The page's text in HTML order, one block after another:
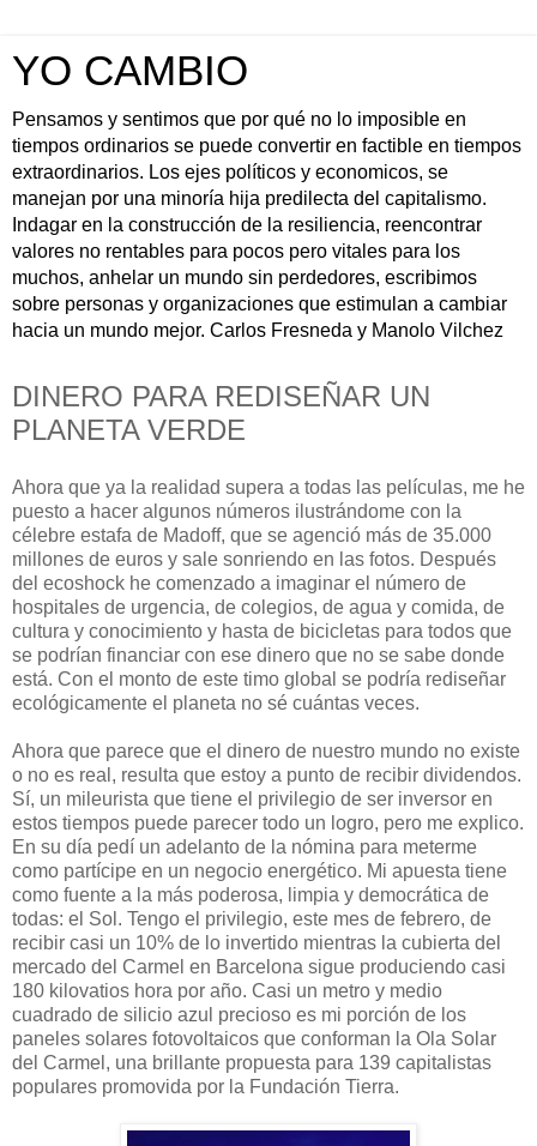
YO CAMBIO
Pensamos y sentimos que por qué no lo imposible en
tiempos ordinarios se puede convertir en factible en tiempos
extraordinarios. Los ejes políticos y economicos, se
manejan por una minoría hija predilecta del capitalismo.
Indagar en la construcción de la resiliencia, reencontrar
valores no rentables para pocos pero vitales para los
muchos, anhelar un mundo sin perdedores, escribimos
sobre personas y organizaciones que estimulan a cambiar
hacia un mundo mejor. Carlos Fresneda y Manolo Vilchez
DINERO PARA REDISEÑAR UN
PLANETA VERDE
Ahora que ya la realidad supera a todas las películas, me he
puesto a hacer algunos números ilustrándome con la
célebre estafa de Madoff, que se agenció más de 35.000
millones de euros y sale sonriendo en las fotos. Después
del ecoshock he comenzado a imaginar el número de
hospitales de urgencia, de colegios, de agua y comida, de
cultura y conocimiento y hasta de bicicletas para todos que
se podrían financiar con ese dinero que no se sabe donde
está. Con el monto de este timo global se podría rediseñar
ecológicamente el planeta no sé cuántas veces.
Ahora que parece que el dinero de nuestro mundo no existe
o no es real, resulta que estoy a punto de recibir dividendos.
Sí, un mileurista que tiene el privilegio de ser inversor en
estos tiempos puede parecer todo un logro, pero me explico.
En su día pedí un adelanto de la nómina para meterme
como partícipe en un negocio energético. Mi apuesta tiene
como fuente a la más poderosa, limpia y democrática de
todas: el Sol. Tengo el privilegio, este mes de febrero, de
recibir casi un 10% de lo invertido mientras la cubierta del
mercado del Carmel en Barcelona sigue produciendo casi
180 kilovatios hora por año. Casi un metro y medio
cuadrado de silicio azul precioso es mi porción de los
paneles solares fotovoltaicos que conforman la Ola Solar
del Carmel, una brillante propuesta para 139 capitalistas
populares promovida por la Fundación Tierra.